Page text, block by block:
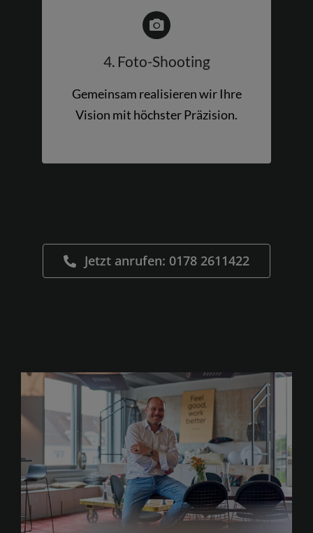
4. Foto-Shooting
Gemeinsam realisieren wir Ihre
Vision mit höchster Präzision.
Jetzt anrufen: 0178 2611422